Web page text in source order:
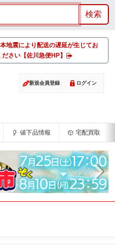
地震により配送の遅延が生じてお
さい【佐川急便HP】
新規会員登録 ログイン
値下品情報 宅配買取